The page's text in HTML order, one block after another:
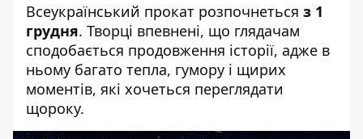
Всеукраїнський прокат розпочнеться з 1
грудня. Творці впевнені, що глядачам
сподобається продовження історії, адже в
ньому багато тепла, гумору і щирих
моментів, які хочеться переглядати
щороку.